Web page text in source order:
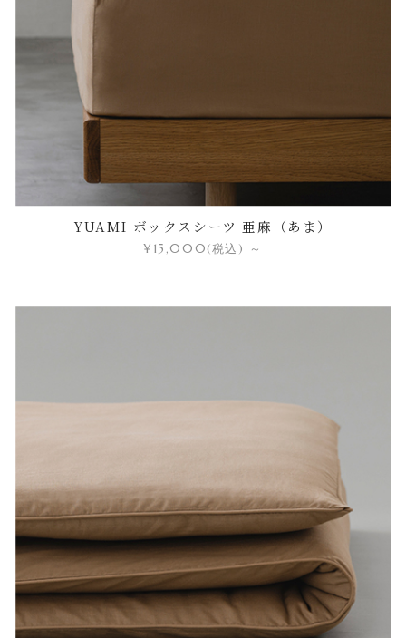
YUAMI ボックスシーツ 亜麻（あま）
¥15,000(税込) ～